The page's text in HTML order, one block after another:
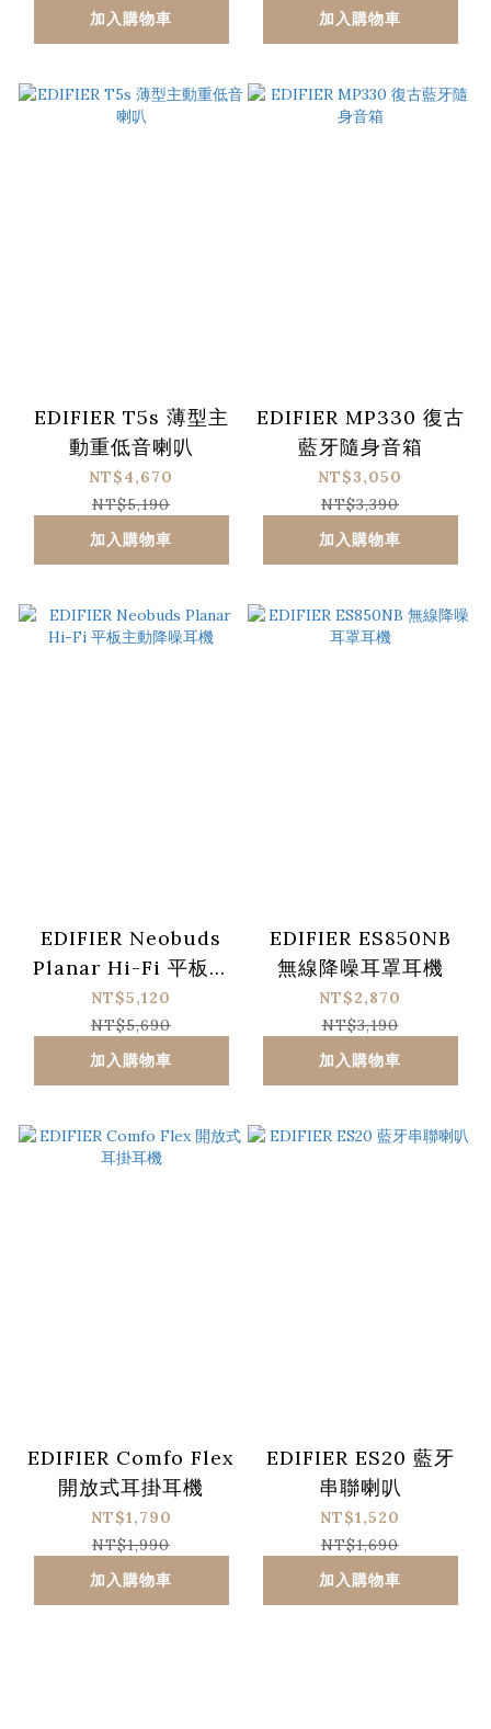
加入購物車
加入購物車
EDIFIER T5s 薄型主
動重低音喇叭
NT$4,670
NT$5,190
加入購物車
EDIFIER MP330 復古
藍牙隨身音箱
NT$3,050
NT$3,390
加入購物車
EDIFIER Neobuds
Planar Hi-Fi 平板主
動降噪耳機
NT$5,120
NT$5,690
加入購物車
EDIFIER ES850NB
無線降噪耳罩耳機
NT$2,870
NT$3,190
加入購物車
EDIFIER Comfo Flex
開放式耳掛耳機
NT$1,790
NT$1,990
加入購物車
EDIFIER ES20 藍牙
串聯喇叭
NT$1,520
NT$1,690
加入購物車